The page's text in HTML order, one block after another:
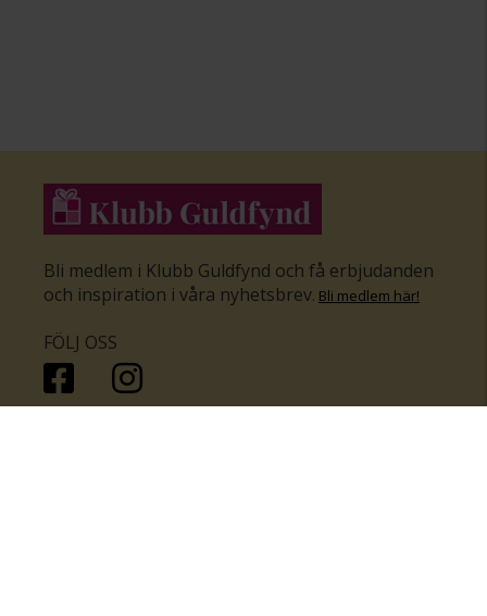
Bli medlem i Klubb Guldfynd och få erbjudanden
och inspiration i våra nyhetsbrev. Bli medlem här!
FÖLJ OSS